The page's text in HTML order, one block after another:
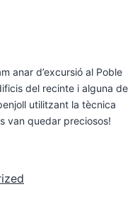
anar d’excursió al Poble
del recinte i alguna de
utilitzant la tècnica
van quedar preciosos!